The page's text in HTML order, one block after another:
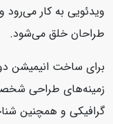
ویدئویی به کار می‌رود
طراحان خلق می‌شود.
برای ساخت انیمیشن دو
زمینه‌های طراحی
گرافیکی و همچنین